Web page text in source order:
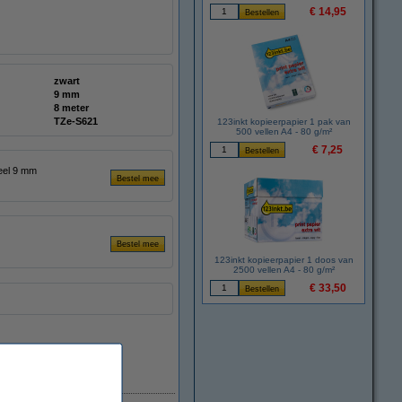
zwart
9 mm
8 meter
TZe-S621
9 mm
€ 14,95
123inkt kopieerpapier 1 pak van
500 vellen A4 - 80 g/m²
€ 7,25
123inkt kopieerpapier 1 doos van
2500 vellen A4 - 80 g/m²
€ 33,50